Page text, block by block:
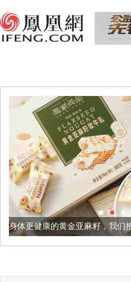
麻籽，我们把它加到了牛轧糖里